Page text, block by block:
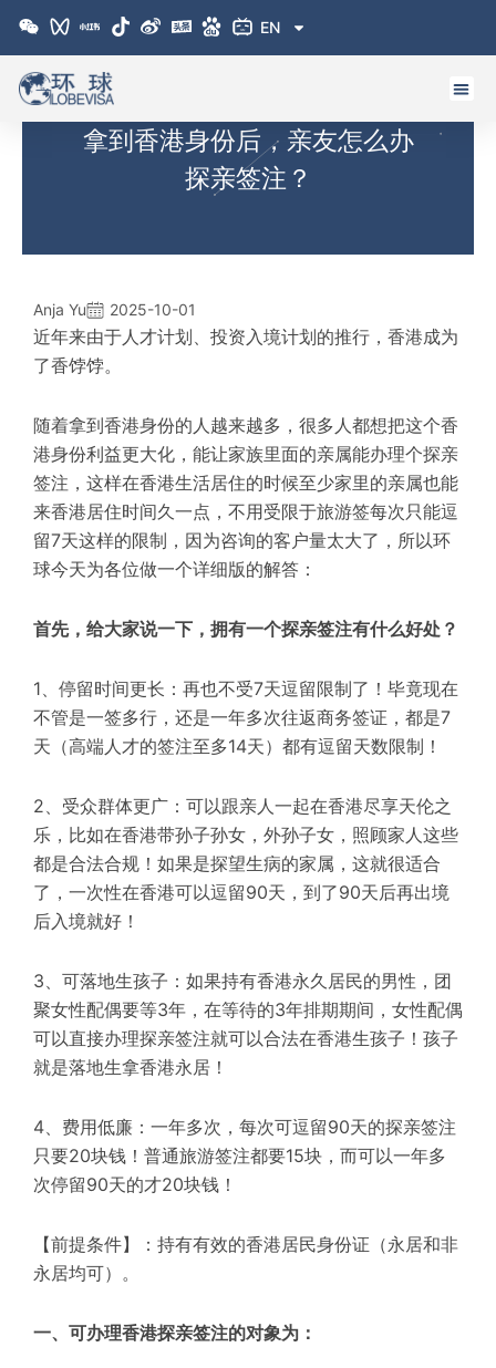
EN
拿到香港身份后，亲友怎么办
探亲签注？
Anja Yu 2025-10-01
近年来由于人才计划、投资入境计划的推行，香港成为
了香饽饽。
随着拿到香港身份的人越来越多，很多人都想把这个香
港身份利益更大化，能让家族里面的亲属能办理个探亲
签注，这样在香港生活居住的时候至少家里的亲属也能
来香港居住时间久一点，不用受限于旅游签每次只能逗
留7天这样的限制，因为咨询的客户量太大了，所以环
球今天为各位做一个详细版的解答：
首先，给大家说一下，拥有一个探亲签注有什么好处？
1、停留时间更长：再也不受7天逗留限制了！毕竟现在
不管是一签多行，还是一年多次往返商务签证，都是7
天（高端人才的签注至多14天）都有逗留天数限制！
2、受众群体更广：可以跟亲人一起在香港尽享天伦之
乐，比如在香港带孙子孙女，外孙子女，照顾家人这些
都是合法合规！如果是探望生病的家属，这就很适合
了，一次性在香港可以逗留90天，到了90天后再出境
后入境就好！
3、可落地生孩子：如果持有香港永久居民的男性，团
聚女性配偶要等3年，在等待的3年排期期间，女性配偶
可以直接办理探亲签注就可以合法在香港生孩子！孩子
就是落地生拿香港永居！
4、费用低廉：一年多次，每次可逗留90天的探亲签注
只要20块钱！普通旅游签注都要15块，而可以一年多
次停留90天的才20块钱！
【前提条件】：持有有效的香港居民身份证（永居和非
永居均可）。
一、可办理香港探亲签注的对象为：